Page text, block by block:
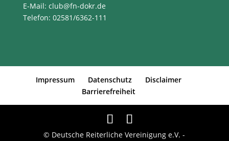
E-Mail: club@fn-dokr.de
Telefon: 02581/6362-111
Impressum Datenschutz
Disclaimer
Barrierefreiheit
© Deutsche Reiterliche Vereinigung e.V. -